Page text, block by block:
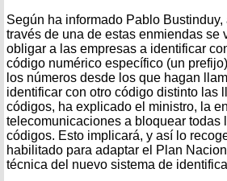
Según ha informado Pablo Bustinduy,
través de una de estas enmiendas se
obligar a las empresas a identificar
código numérico específico (un
los números desde los que hagan
identificar con otro código distinto las
códigos, ha explicado el ministro, la
telecomunicaciones a bloquear
códigos. Esto implicará, y así lo
habilitado para adaptar el Plan
técnica del nuevo sistema de